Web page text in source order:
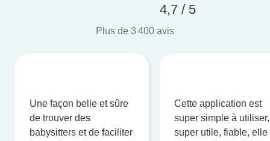
4,7 / 5
Plus de 3 400 avis
Une façon belle et sûre
de trouver des
babysitters et de faciliter
Cette application est
super simple à utiliser,
super utile, fiable, elle